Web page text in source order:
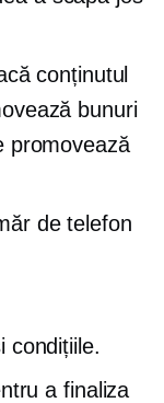
conținutul
bunuri
promovează
de telefon
condițiile.
a finaliza